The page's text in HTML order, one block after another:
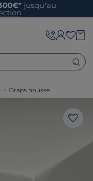
jusqu’au
> Draps housse